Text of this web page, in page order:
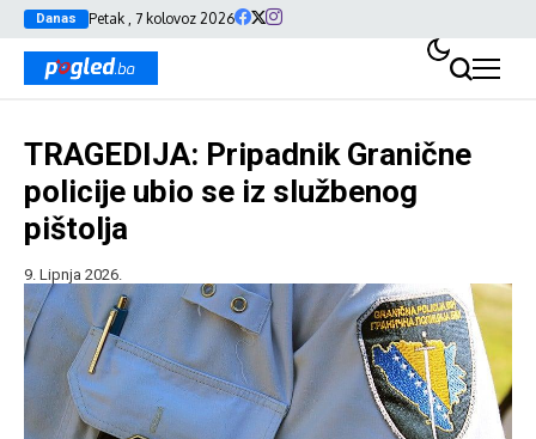
Danas Petak , 7 kolovoz 2026
TRAGEDIJA: Pripadnik Granične
policije ubio se iz službenog
pištolja
9. Lipnja 2026.